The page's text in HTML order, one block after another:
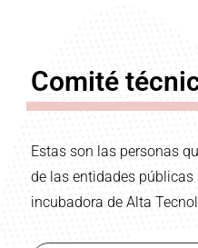
Comité
Estas son las personas
de las entidades
incubadora de Alta